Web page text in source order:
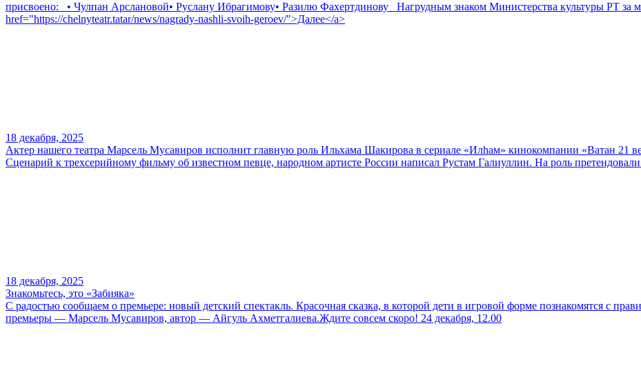
присвоено:⠀• Чулпан Арслановой• Руслану Ибрагимову• Разилю Фахертдинову⠀Нагрудным знаком Министерства культуры РТ за
href="https://chelnyteatr.tatar/news/nagrady-nashli-svoih-geroev/">Далее</a>
18 декабря, 2025
Актер нашего театра Марсель Мусавиров исполнит главную роль Ильхама Шакирова в сериале «Илһам» кинокомпании «Ватан 21
Сценарий к трехсерийному фильму об известном певце, народном артисте России написал Рустам Галиуллин. На роль
18 декабря, 2025
Знакомьтесь, это «Забияка»
С радостью сообщаем о премьере: новый детский спектакль. Красочная сказка, в которой дети в игровой форме познакомятся с
премьеры — Марсель Мусавиров, автор — Айгуль Ахметгалиева.Ждите совсем скоро! 24 декабря, 12.00